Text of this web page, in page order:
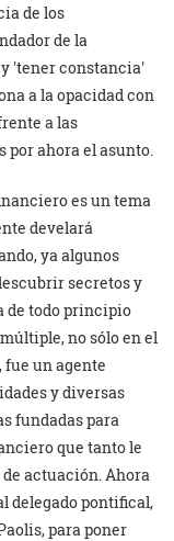
de los
de la
y tener constancia
a la opacidad con
a las
por ahora el asunto.
es un tema
develará
ya algunos
secretos y
de todo principio
no sólo en el
un agente
y diversas
fundadas para
que tanto le
actuación. Ahora
delegado pontifical,
para poner